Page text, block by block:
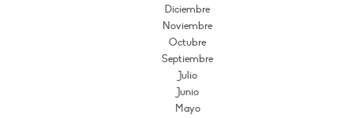
Diciembre
Noviembre
Octubre
Septiembre
Julio
Junio
Mayo